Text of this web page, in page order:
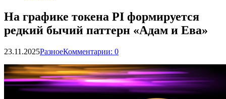
На графике токена PI формируется
редкий бычий паттерн «Адам и Ева»
23.11.2025РазноеКомментарии: 0